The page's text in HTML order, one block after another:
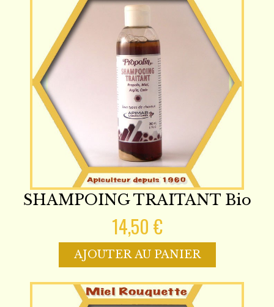
SHAMPOING TRAITANT Bio
14,50 €
AJOUTER AU PANIER